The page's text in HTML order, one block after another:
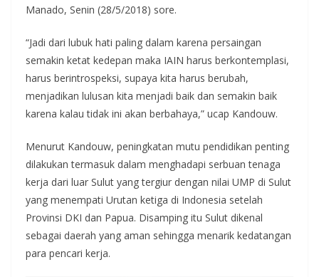
Manado, Senin (28/5/2018) sore.
“Jadi dari lubuk hati paling dalam karena persaingan
semakin ketat kedepan maka IAIN harus berkontemplasi,
harus berintrospeksi, supaya kita harus berubah,
menjadikan lulusan kita menjadi baik dan semakin baik
karena kalau tidak ini akan berbahaya,” ucap Kandouw.
Menurut Kandouw, peningkatan mutu pendidikan penting
dilakukan termasuk dalam menghadapi serbuan tenaga
kerja dari luar Sulut yang tergiur dengan nilai UMP di Sulut
yang menempati Urutan ketiga di Indonesia setelah
Provinsi DKI dan Papua. Disamping itu Sulut dikenal
sebagai daerah yang aman sehingga menarik kedatangan
para pencari kerja.